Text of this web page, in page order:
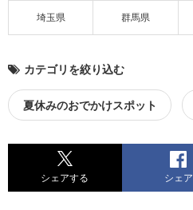
埼玉県 群馬県
カテゴリを絞り込む
夏休みのおでかけスポット
シェアする シェア